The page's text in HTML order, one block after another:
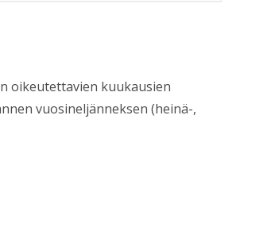
oikeutettavien kuukausien
vuosineljänneksen (heinä-,